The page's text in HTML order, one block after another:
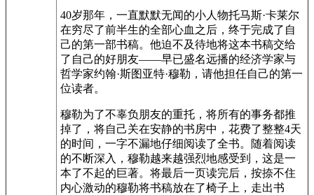
40岁那年，一直默默无闻的小人物托马斯·卡莱尔
在穷尽了前半生的全部心血之后，终于完成了自
己的第一部书稿。他迫不及待地将这本书稿交给
了自己的好朋友——早已盛名远播的经济学家与
哲学家约翰·斯图亚特·穆勒，请他担任自己的第一
位读者。
穆勒为了不辜负朋友的重托，将所有的事务都推
掉了，将自己关在安静的书房中，花费了整整4天
的时间，一字不漏地仔细阅读了全书。随着阅读
的不断深入，穆勒越来越强烈地感受到，这是一
本了不起的巨著。将最后一页读完后，按捺不住
内心激动的穆勒将书稿放在了椅子上，走出书